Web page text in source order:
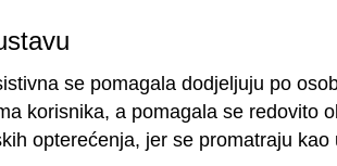
se pomagala dodjeljuju po
korisnika, a pomagala se redovito
opterećenja, jer se promatraju